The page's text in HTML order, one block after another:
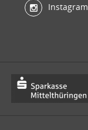
Instagram